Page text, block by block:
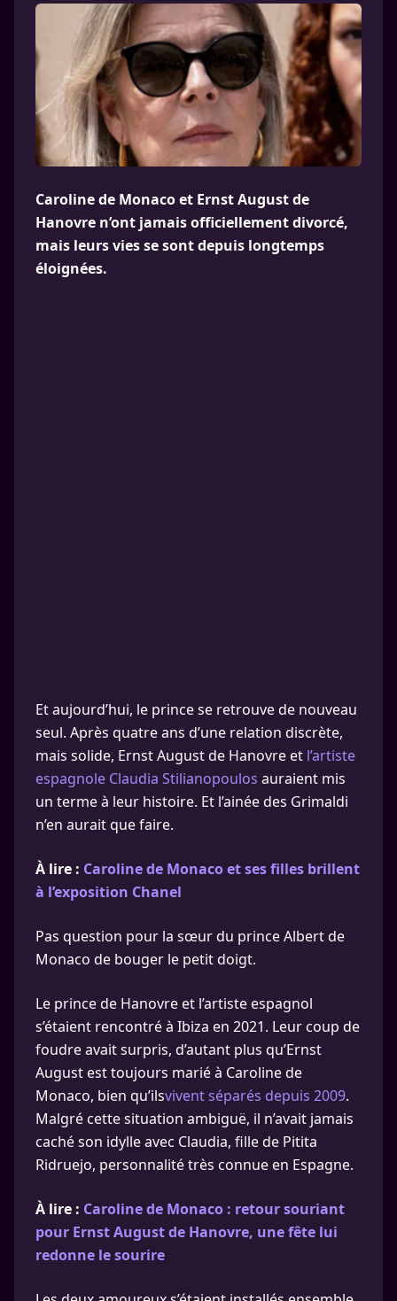
Caroline de Monaco et Ernst August de
Hanovre n’ont jamais officiellement divorcé,
mais leurs vies se sont depuis longtemps
éloignées.
Et aujourd’hui, le prince se retrouve de nouveau
seul. Après quatre ans d’une relation discrète,
mais solide, Ernst August de Hanovre et l’artiste
espagnole Claudia Stilianopoulos auraient mis
un terme à leur histoire. Et l’ainée des Grimaldi
n’en aurait que faire.
À lire : Caroline de Monaco et ses filles brillent
à l’exposition Chanel
Pas question pour la sœur du prince Albert de
Monaco de bouger le petit doigt.
Le prince de Hanovre et l’artiste espagnol
s’étaient rencontré à Ibiza en 2021. Leur coup de
foudre avait surpris, d’autant plus qu’Ernst
August est toujours marié à Caroline de
Monaco, bien qu’ilsvivent séparés depuis 2009.
Malgré cette situation ambiguë, il n’avait jamais
caché son idylle avec Claudia, fille de Pitita
Ridruejo, personnalité très connue en Espagne.
À lire : Caroline de Monaco : retour souriant
pour Ernst August de Hanovre, une fête lui
redonne le sourire